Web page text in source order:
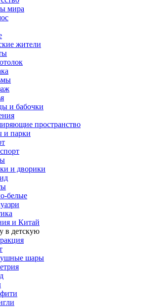
мира
жители
и бабочки
пространство
и парки
и дворики
белые
и Китай
в детскую
шары